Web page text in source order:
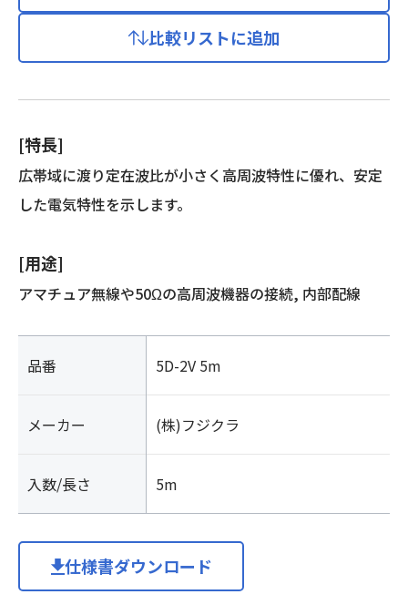
縁
形
ー
ブ
ル
個
比較リストに追加
[特長]
広帯域に渡り定在波比が小さく高周波特性に優れ、安定
した電気特性を示します。
[用途]
アマチュア無線や50Ωの高周波機器の接続, 内部配線
品番 5D-2V 5m
メーカー (株)フジクラ
入数/長さ 5m
仕様書ダウンロード